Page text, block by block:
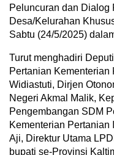
Peluncuran dan Dialog
Desa/Kelurahan
Sabtu (24/5/2025)
Turut menghadiri
Pertanian
Widiastuti, Dirjen
Negeri Akmal Malik,
Pengembangan SDM
Kementerian Pertanian
Aji, Direktur Utama
bupati se-Provinsi